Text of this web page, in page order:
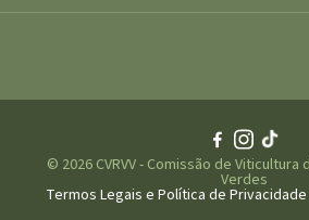
© 2026 CVRVV - Comissão de Viticultura
Verdes
Termos Legais e Política de Privacidade